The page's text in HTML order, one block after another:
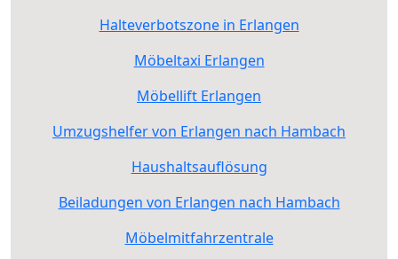
Halteverbotszone in Erlangen
Möbeltaxi Erlangen
Möbellift Erlangen
Umzugshelfer von Erlangen nach Hambach
Haushaltsauflösung
Beiladungen von Erlangen nach Hambach
Möbelmitfahrzentrale